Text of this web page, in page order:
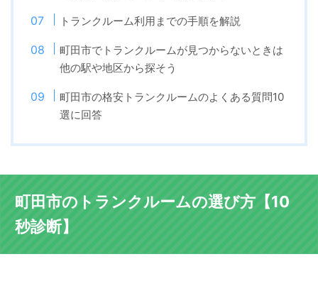
トランクルーム利用までの手順を解説
町田市でトランクルームが見つからないときは
他の駅や地区から探そう
町田市の格安トランクルームのよくある質問10
選に回答
町田市のトランクルームの選び方【10
秒診断】